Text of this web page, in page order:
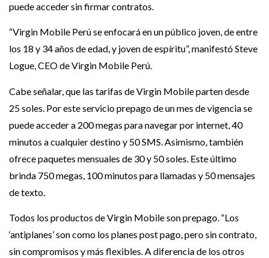
puede acceder sin firmar contratos.
“Virgin Mobile Perú se enfocará en un público joven, de entre
los 18 y 34 años de edad, y joven de espíritu”, manifestó Steve
Logue, CEO de Virgin Mobile Perú.
Cabe señalar, que las tarifas de Virgin Mobile parten desde
25 soles. Por este servicio prepago de un mes de vigencia se
puede acceder a 200 megas para navegar por internet, 40
minutos a cualquier destino y 50 SMS. Asimismo, también
ofrece paquetes mensuales de 30 y 50 soles. Este último
brinda 750 megas, 100 minutos para llamadas y 50 mensajes
de texto.
Todos los productos de Virgin Mobile son prepago. “Los
‘antiplanes’ son como los planes post pago, pero sin contrato,
sin compromisos y más flexibles. A diferencia de los otros